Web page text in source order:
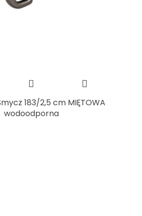
183/2,5 cm MIĘTOWA
wodoodporna